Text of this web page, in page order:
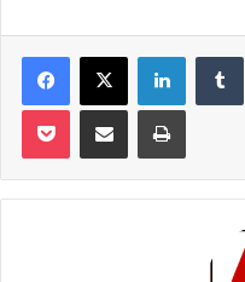
Facebook
X LinkedIn
Pocket Share via Email Print